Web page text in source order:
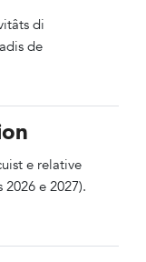
di
de
e relative
e 2027).